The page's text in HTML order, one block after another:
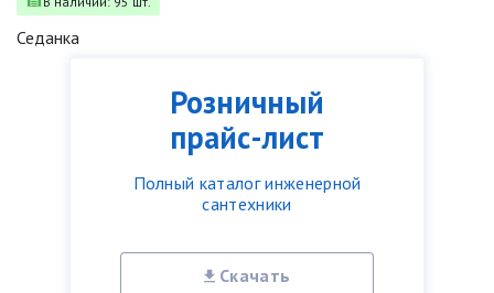
Розничный
прайс-лист
Полный каталог инженерной
сантехники
Скачать
Седанка